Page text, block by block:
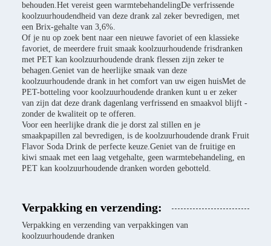
behouden.Het vereist geen warmtebehandelingDe verfrissende
koolzuurhoudendheid van deze drank zal zeker bevredigen, met
een Brix-gehalte van 3,6%.
Of je nu op zoek bent naar een nieuwe favoriet of een klassieke
favoriet, de meerdere fruit smaak koolzuurhoudende frisdranken
met PET kan koolzuurhoudende drank flessen zijn zeker te
behagen.Geniet van de heerlijke smaak van deze
koolzuurhoudende drank in het comfort van uw eigen huisMet de
PET-botteling voor koolzuurhoudende dranken kunt u er zeker
van zijn dat deze drank dagenlang verfrissend en smaakvol blijft -
zonder de kwaliteit op te offeren.
Voor een heerlijke drank die je dorst zal stillen en je
smaakpapillen zal bevredigen, is de koolzuurhoudende drank Fruit
Flavor Soda Drink de perfecte keuze.Geniet van de fruitige en
kiwi smaak met een laag vetgehalte, geen warmtebehandeling, en
PET kan koolzuurhoudende dranken worden gebotteld.
Verpakking en verzending:
Verpakking en verzending van verpakkingen van
koolzuurhoudende dranken